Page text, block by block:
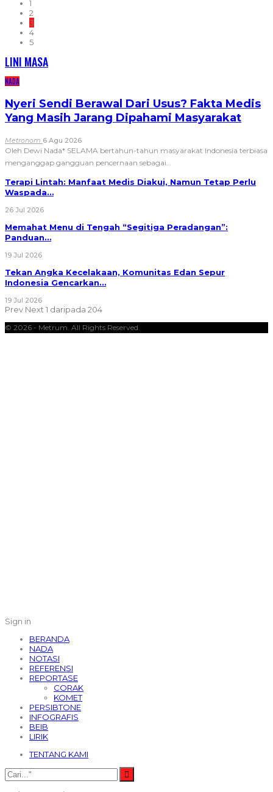
1
2
3
4
5
LINI MASA
NADA
Nyeri Sendi Berawal Dari Usus? Fakta Medis
Yang Masih Jarang Dipahami Masyarakat
Metronom 6 Agu 2026
Oleh Dewi Nada* SELAMA bertahun-tahun masyarakat Indonesia terbiasa
menganggap gangguan pencernaan sebagai…
Terapi Lintah: Manfaat Medis Diakui, Namun Tetap Perlu
Waspada…
26 Jul 2026
Memahat Menu di Tengah “Segitiga Peradangan”:
Panduan…
19 Jul 2026
Tekan Angka Kecelakaan, Komunitas Edan Sepur
Indonesia Gencarkan…
19 Jul 2026
Prev Next1 daripada 204
© 2026 - Metrum. All Rights Reserved.
Sign in
BERANDA
NADA
NOTASI
REFERENSI
REPORTASE
CORAK
KOMET
PERSIBTONE
INFOGRAFIS
BEIB
LIRIK
TENTANG KAMI